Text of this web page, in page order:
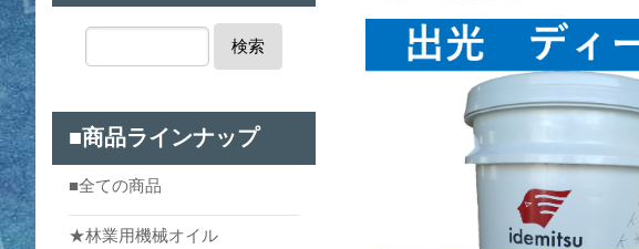
検索
■商品ラインナップ
■全ての商品
★林業用機械オイル